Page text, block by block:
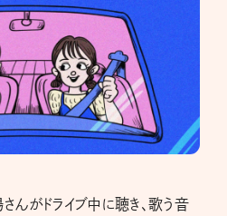
んがドライブ中に聴き、歌う音